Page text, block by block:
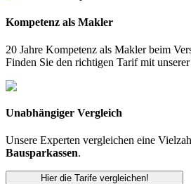
Kompetenz als Makler
20 Jahre Kompetenz als Makler beim
Finden Sie den richtigen Tarif mit
Unabhängiger Vergleich
Unsere Experten vergleichen eine
Bausparkassen.
Hier die Tarife vergleichen!